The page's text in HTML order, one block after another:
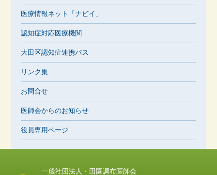
医療情報ネット「ナビイ」
認知症対応医療機関
大田区認知症連携パス
リンク集
お問合せ
医師会からのお知らせ
役員専用ページ
一般社団法人・田園調布医師会